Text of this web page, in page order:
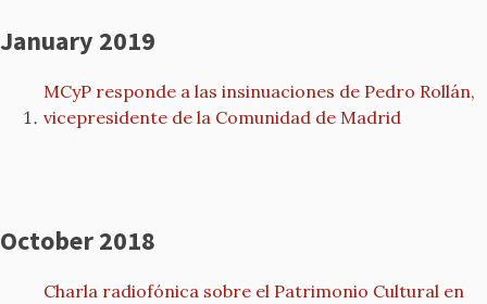
January 2019
MCyP responde a las insinuaciones de Pedro Rollán,
vicepresidente de la Comunidad de Madrid
October 2018
Charla radiofónica sobre el Patrimonio Cultural en